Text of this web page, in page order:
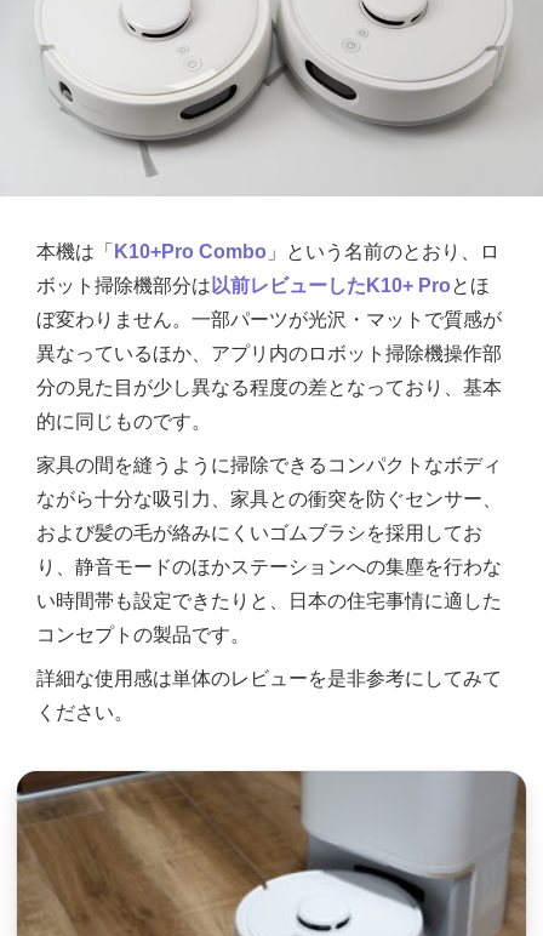
本機は「 K10+Pro Combo 」という名前のとおり、ロ
ボット掃除機部分は 以前レビューしたK10+ Proとほ
ぼ変わりません。一部パーツが光沢・マットで質感が
異なっているほか、アプリ内のロボット掃除機操作部
分の見た目が少し異なる程度の差となっており、基本
的に同じものです。
家具の間を縫うように掃除できるコンパクトなボディ
ながら十分な吸引力、家具との衝突を防ぐセンサー、
および髪の毛が絡みにくいゴムブラシを採用してお
り、静音モードのほかステーションへの集塵を行わな
い時間帯も設定できたりと、日本の住宅事情に適した
コンセプトの製品です。
詳細な使用感は単体のレビューを是非参考にしてみて
ください。